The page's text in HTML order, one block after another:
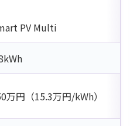
PV Multi
万円（15.3万円/kWh）